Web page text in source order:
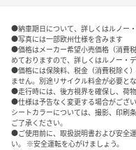
●納車期日について、詳しくはルノー
●写真には一部欧州仕様を含みます
●価格はメーカー希望小売価格（消費
めておりますので、詳しくはルノー・
●価格には保険料、税金（消費税除く
ません。別途リサイクル料金が必要と
●走行時には、後方視界を確保し、荷
●仕様は予告なく変更する場合がござ
シートカラーについては、撮影、印刷
ご了承ください。
●ご使用前に、取扱説明書および安全
い。 ※安全運転を心がけましょう。